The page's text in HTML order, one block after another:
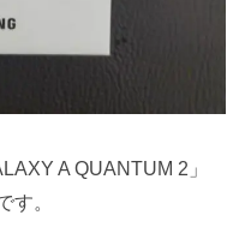
A QUANTUM 2」
す。